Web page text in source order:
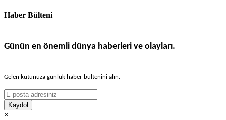
Haber Bülteni
Günün en önemli dünya haberleri ve olayları.
Gelen kutunuza günlük haber bültenini alın.
Kaydol
×